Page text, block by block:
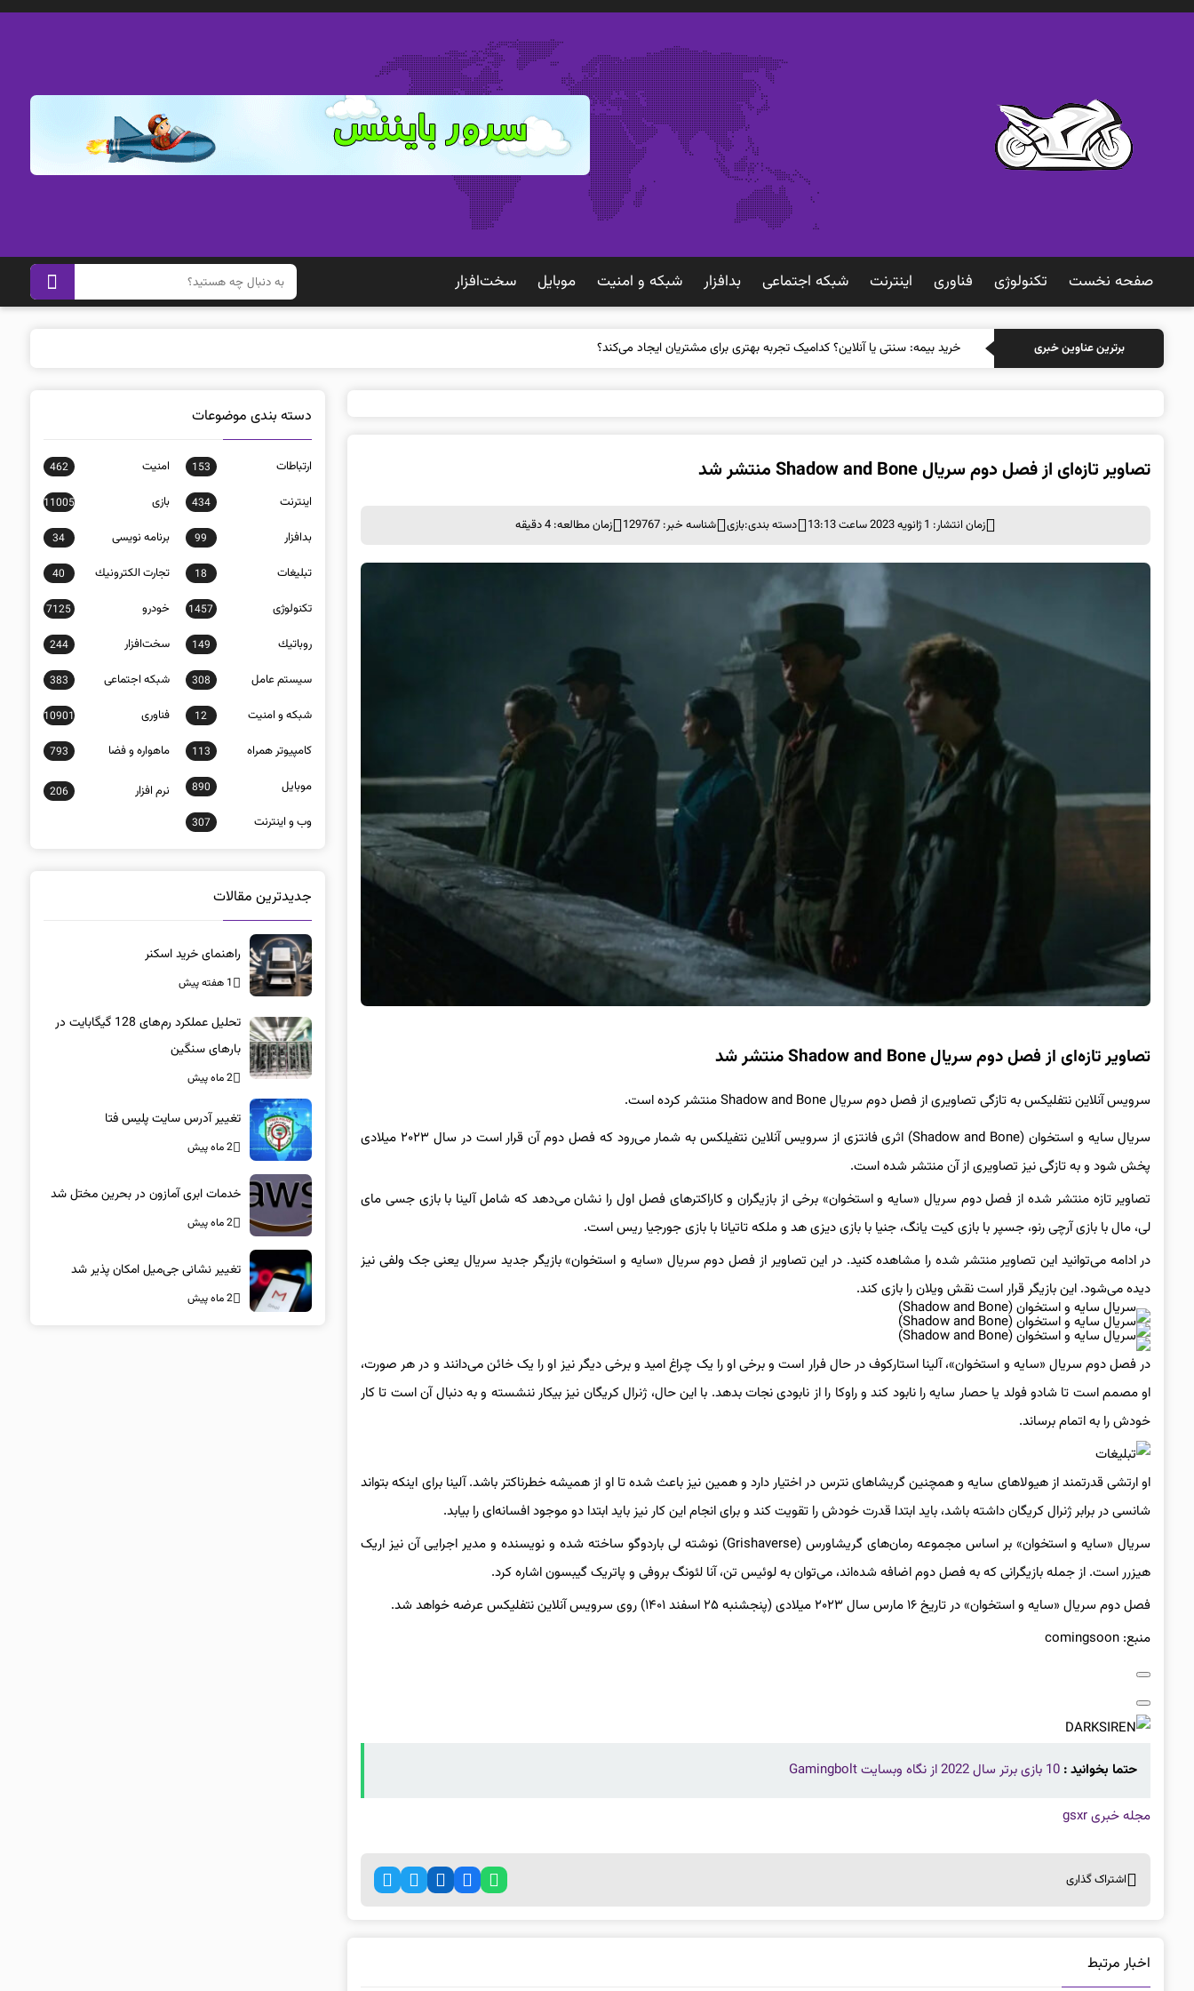
صفحه نخست تکنولوژی فناوری اينترنت شبكه اجتماعی بدافزار شبكه و امنيت موبايل سخت‌افزار
برترین عناوین خبری خرید
تصاویر تازه‌ای از فصل دوم سریال Shadow and Bone منتشر شد
زمان انتشار: 1 ژانویه 2023 ساعت 13:13 دسته بندی:بازی شناسه خبر: 129767 زمان مطالعه: 4 دقیقه
تصاویر تازه‌ای از فصل دوم سریال Shadow and Bone منتشر شد
سرویس آنلاین نتفلیکس به تازگی تصاویری از فصل دوم سریال Shadow and Bone منتشر کرده است.
سریال سایه و استخوان (Shadow and Bone) اثری فانتزی از سرویس آنلاین نتفیلکس به شمار می‌رود که فصل دوم آن قرار است در سال ۲۰۲۳ میلادی
پخش شود و به تازگی نیز تصاویری از آن منتشر شده است.
تصاویر تازه منتشر شده از فصل دوم سریال «سایه و استخوان» برخی از بازیگران و کاراکترهای فصل اول را نشان می‌دهد که شامل آلینا با بازی جسی مای
لی، مال با بازی آرچی رنو، جسپر با بازی کیت یانگ، جنیا با بازی دیزی هد و ملکه تاتیانا با بازی جورجیا ریس است.
در ادامه می‌توانید این تصاویر منتشر شده را مشاهده کنید. در این تصاویر از فصل دوم سریال «سایه و استخوان» بازیگر جدید سریال یعنی جک ولفی نیز
دیده می‌شود. این بازیگر قرار است نقش ویلان را بازی کند.
در فصل دوم سریال «سایه و استخوان»، آلینا استارکوف در حال فرار است و برخی او را یک چراغ امید و برخی دیگر نیز او را یک خائن می‌دانند و در هر صورت،
او مصمم است تا شادو فولد یا حصار سایه را نابود کند و راوکا را از نابودی نجات بدهد. با این حال، ژنرال کریگان نیز بیکار ننشسته و به دنبال آن است تا کار
خودش را به اتمام برساند.
او ارتشی قدرتمند از هیولاهای سایه و همچنین گریشاهای نترس در اختیار دارد و همین نیز باعث شده تا او از همیشه خطرناکتر باشد. آلینا برای اینکه بتواند
شانسی در برابر ژنرال کریگان داشته باشد، باید ابتدا قدرت خودش را تقویت کند و برای انجام این کار نیز باید ابتدا دو موجود افسانه‌ای را بیابد.
سریال «سایه و استخوان» بر اساس مجموعه رمان‌های گریشاورس (Grishaverse) نوشته لی باردوگو ساخته شده و نویسنده و مدیر اجرایی آن نیز اریک
هیزرر است. از جمله بازیگرانی که به فصل دوم اضافه شده‌اند، می‌توان به لوئیس تن، آنا لئونگ بروفی و پاتریک گیبسون اشاره کرد.
فصل دوم سریال «سایه و استخوان» در تاریخ ۱۶ مارس سال ۲۰۲۳ میلادی (پنجشنبه ۲۵ اسفند ۱۴۰۱) روی سرویس آنلاین نتفلیکس عرضه خواهد شد.
منبع: comingsoon
حتما بخوانید : 10 بازی برتر سال 2022 از نگاه وبسایت Gamingbolt
مجله خبری gsxr
اشتراک گذاری
اخبار مرتبط
دسته بندی موضوعات
ارتباطات 153 امنيت 462
اينترنت 434 بازی 11005
بدافزار 99 برنامه نويسی 34
تبلیغات 18 تجارت الكترونيك 40
تکنولوژی 1457 خودرو 7125
روباتيك 149 سخت‌افزار 244
سيستم عامل 308 شبكه اجتماعی 383
شبكه و امنيت 12 فناوری 10901
كامپيوتر همراه 113 ماهواره و فضا 793
موبايل 890 نرم افزار 206
وب و اينترنت 307
جدیدترین مقالات
راهنمای خرید اسکنر
1 هفته پیش
تحلیل عملکرد رم‌های 128 گیگابایت در
بارهای سنگین
2 ماه پیش
تغییر آدرس سایت پلیس فتا
2 ماه پیش
خدمات ابری آمازون در بحرین مختل شد
2 ماه پیش
تغییر نشانی جی‌میل امکان پذیر شد
2 ماه پیش